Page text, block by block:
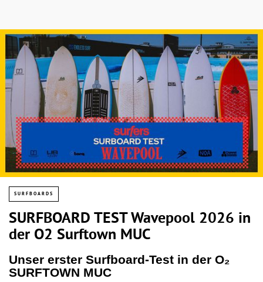
SURFBOARDS
SURFBOARD TEST Wavepool 2026 in
der O2 Surftown MUC
Unser erster Surfboard-Test in der O₂
SURFTOWN MUC